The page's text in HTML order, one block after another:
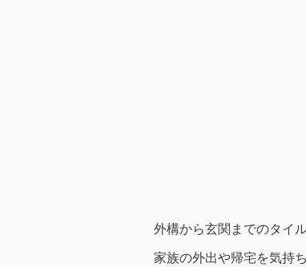
外構から玄関までのタイ
家族の外出や帰宅を気持